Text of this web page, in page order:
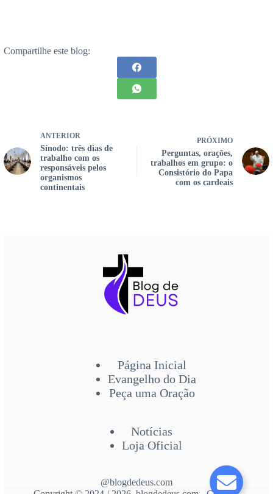
Compartilhe este blog:
ANTERIOR
Sínodo: três dias de
trabalho com os
responsáveis pelos
organismos
continentais
PRÓXIMO
Perguntas, orações,
trabalhos em grupo: o
Consistório do Papa
com os cardeais
Página Inicial
Evangelho do Dia
Peça uma Oração
Notícias
Loja Oficial
@blogdedeus.com